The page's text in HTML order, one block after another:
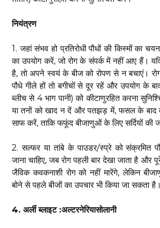
नियंत्रण
1. जहां संभव हो प्रतिरोधी पौधों की किस्मों का
का उपयोग करें, जो रोग के संपर्क में नहीं आए हैं।
है, तो अपने स्वयं के बीज को रोपण से न बचाएं।
पौधे गीले हों तो बगीचों से दूर रहें और उपयोग के
ब्लीच से 4 भाग पानी) को कीटाणुरहित करना
या तनों को खाद न दें और पतझड़ में, फसल के बाद
साफ करें, ताकि फफूंद बीजाणुओं के लिए सर्दियों की
2. सल्फर या तांबे के पाउडर/स्प्रे को संक्रमित
जाना चाहिए, जब रोग पहली बार देखा जाता है और
जैविक कवकनाशी रोग को नहीं मारेंगे, लेकिन
बोने से पहले बीजों का उपचार भी किया जा सकता है।
4. अर्ली ब्लाइट :अल्टरनेरियासोलानी